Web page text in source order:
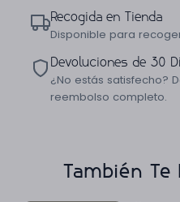
Recogida en Tienda
Disponible para
Devoluciones de 30
¿No estás satisfecho?
reembolso completo.
También